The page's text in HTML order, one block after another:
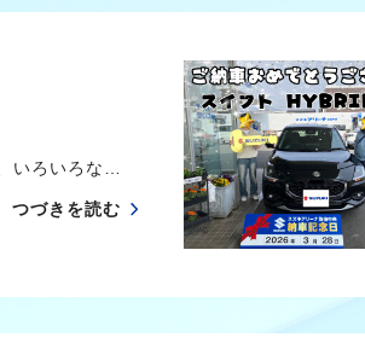
いろいろな…
つづきを読む